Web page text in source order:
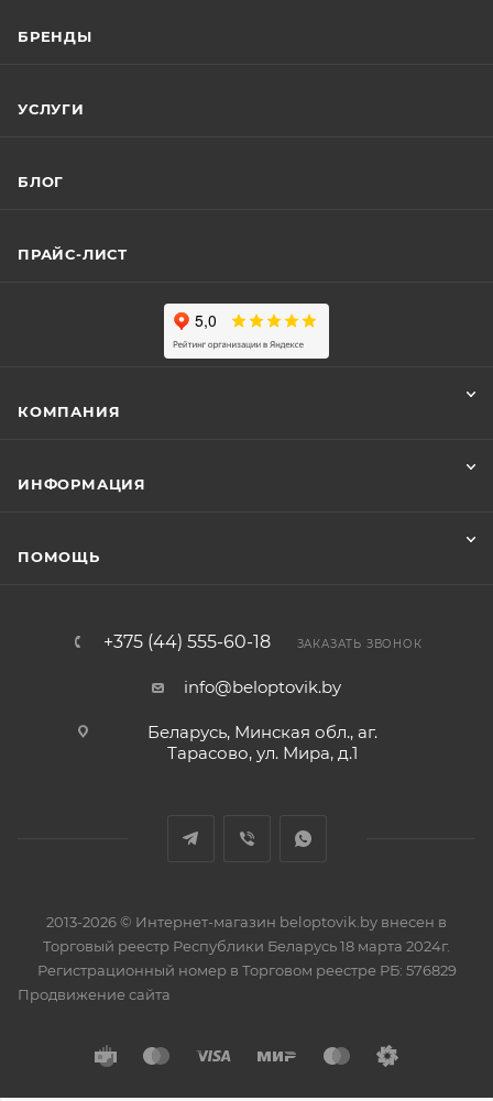
БРЕНДЫ
УСЛУГИ
БЛОГ
ПРАЙС-ЛИСТ
КОМПАНИЯ
ИНФОРМАЦИЯ
ПОМОЩЬ
+375 (44) 555-60-18 ЗАКАЗАТЬ ЗВОНОК
info@beloptovik.by
Беларусь, Минская обл., аг.
Тарасово, ул. Мира, д.1
2013-2026 © Интернет-магазин beloptovik.by внесен в
Торговый реестр Республики Беларусь 18 марта 2024г.
Регистрационный номер в Торговом реестре РБ: 576829
Продвижение сайта